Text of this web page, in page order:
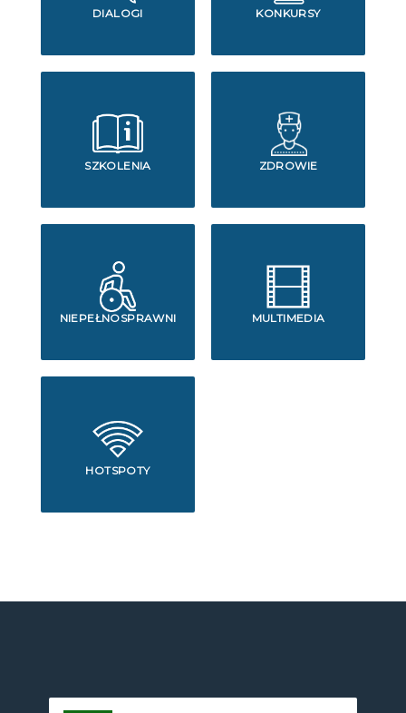
DIALOGI KONKURSY
SZKOLENIA ZDROWIE
NIEPEŁNOSPRAWNI MULTIMEDIA
HOTSPOTY